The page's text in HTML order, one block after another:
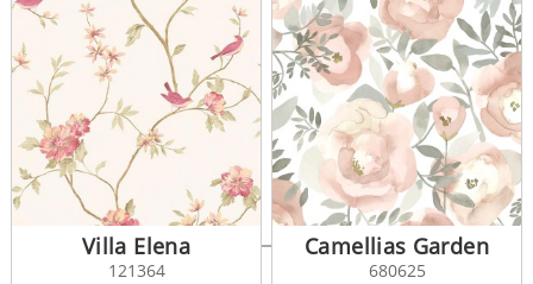
Roselyn 565056
Villa Elena
121364
Camellias Garden
680625